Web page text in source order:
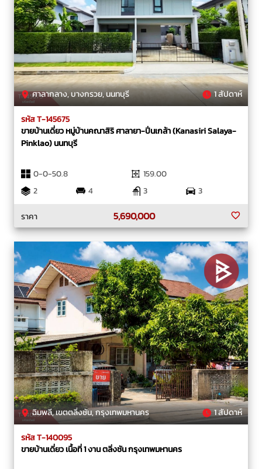
ศาลากลาง, บางกรวย, นนทบุรี 1 สัปดาห์
รหัส T-145675
ขายบ้านเดี่ยว หมู่บ้านคณาสิริ ศาลายา-ปิ่นเกล้า (Kanasiri Salaya-
Pinklao) นนทบุรี
0-0-50.8
159.00
2
4 3
3
ราคา
5,690,000
ฉิมพลี, เขตตลิ่งชัน, กรุงเทพมหานคร 1 สัปดาห์
รหัส T-140095
ขายบ้านเดี่ยว เนื้อที่ 1 งาน ตลิ่งชัน กรุงเทพมหานคร